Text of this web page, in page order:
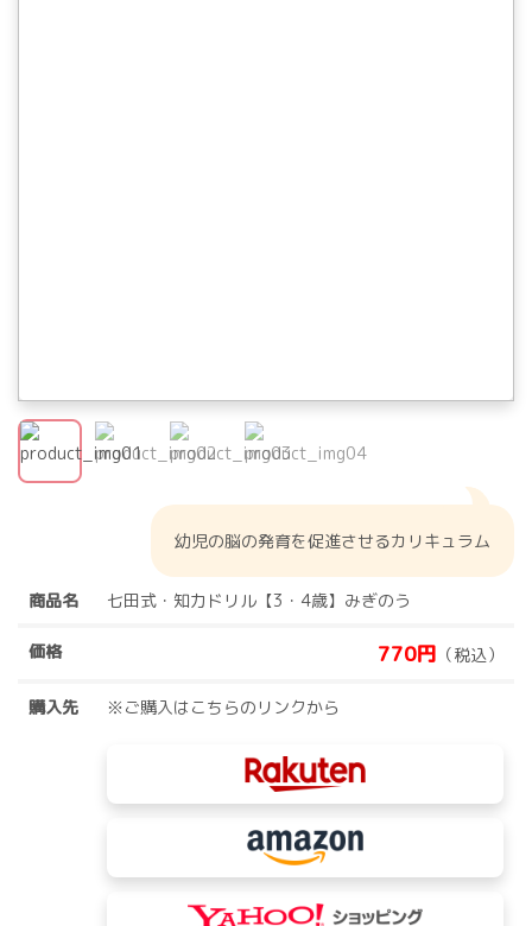
幼児の脳の発育を促進させるカリキュラム
商品名 七田式・知力ドリル【3・4歳】みぎのう
価格 770円 （税込）
購入先 ※ご購入はこちらのリンクから